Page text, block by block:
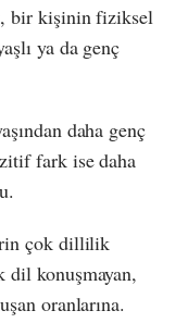
bir kişinin fiziksel
ya da genç
daha genç
fark ise daha
çok dillilik
dil konuşmayan,
oranlarına.